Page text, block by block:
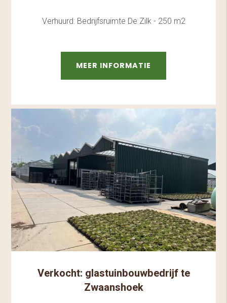
Verhuurd: Bedrijfsruimte De Zilk - 250 m2
MEER INFORMATIE
Verkocht: glastuinbouwbedrijf te
Zwaanshoek